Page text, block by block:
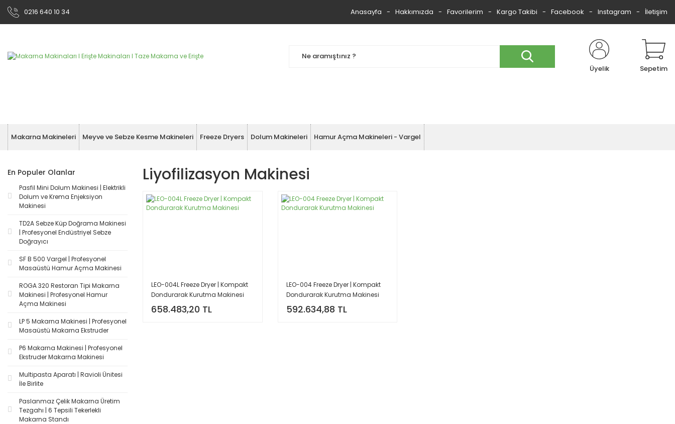
0216 640 10 34 Anasayfa Hakkımızda Favorilerim Kargo Takibi Facebook Instagram İletişim
Üyelik Sepetim
Makarna Makineleri Meyve ve Sebze Kesme Makineleri Freeze Dryers Dolum Makineleri Hamur Açma Makineleri - Vargel
En Populer Olanlar
Pasfil Mini Dolum Makinesi | Elektrikli
Dolum ve Krema Enjeksiyon
Makinesi
TD2A Sebze Küp Doğrama Makinesi
| Profesyonel Endüstriyel Sebze
Doğrayıcı
SF B 500 Vargel | Profesyonel
Masaüstü Hamur Açma Makinesi
ROGA 320 Restoran Tipi Makarna
Makinesi | Profesyonel Hamur
Açma Makinesi
LP 5 Makarna Makinesi | Profesyonel
Masaüstü Makarna Ekstruder
P6 Makarna Makinesi | Profesyonel
Ekstruder Makarna Makinesi
Multipasta Aparatı | Ravioli Ünitesi
İle Birlite
Paslanmaz Çelik Makarna Üretim
Tezgahı | 6 Tepsili Tekerlekli
Makarna Standı
Liyofilizasyon Makinesi
LEO-004L Freeze Dryer | Kompakt
Dondurarak Kurutma Makinesi
658.483,20 TL
LEO-004 Freeze Dryer | Kompakt
Dondurarak Kurutma Makinesi
592.634,88 TL